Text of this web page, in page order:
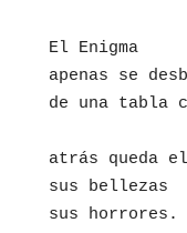
El Enigma
apenas se
de una tabla
atrás queda el
sus bellezas
sus horrores.